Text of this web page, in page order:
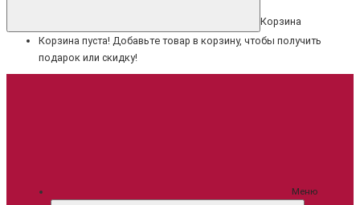
Корзина
Корзина пуста! Добавьте товар в корзину, чтобы получить
подарок или скидку!
Меню